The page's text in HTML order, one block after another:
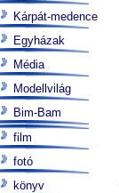
Kárpát-medence
Egyházak
Média
Modellvilág
Bim-Bam
film
fotó
könyv